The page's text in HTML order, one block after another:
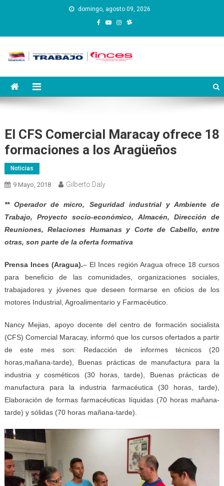
domingo, agosto 09, 2026
Instituto Nacional de
Capacitación y Educación
El CFS Comercial Maracay ofrece 18
formaciones a los Aragüeños
Noticias
9 Mayo, 2018 Gilberto Daly
** Operador de micro, Seguridad industrial y Ambiente de
Trabajo, Proyecto socio-económico, Almacén, Dirección de
Reuniones, Relaciones Humanas y Corte de Cabello, entre
otras, son parte de la oferta formativa
Prensa Inces (Aragua).– El Inces región Aragua ofrece 18 cursos
para beneficio de las comunidades, organizaciones sociales,
trabajadores y jóvenes que deseen formarse en oficios de los
motores Industrial, Agroalimentario y Farmacéutico.
Nancy Mejias, apoyo docente del centro de formación socialista
(CFS) Comercial Maracay, informó que los cursos ofertados a partir
de este mes son: Redacción de informes técnicos (20
horas,mañana-tarde), Buenas prácticas de manufactura para la
industria y cosméticos (30 horas, tarde), Buenas prácticas de
manufactura para la industria farmacéutica (30 horas, tarde),
Elaboración de formas farmacéuticas líquidas (70 horas mañana-
tarde) y sólidas (70 horas mañana-tarde).